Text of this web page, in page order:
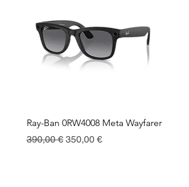
Ray-Ban 0RW4008 Meta Wayfarer
Prix original
390,00 € Prix promotionnel
350,00 €